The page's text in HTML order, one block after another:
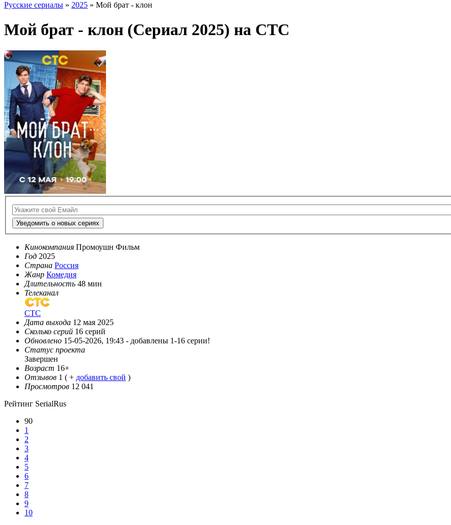
Русские сериалы » 2025 » Мой брат - клон
Мой брат - клон (Сериал 2025) на СТС
Уведомить о новых сериях
Кинокомпания Промоушн Фильм
Год 2025
Страна Россия
Жанр Комедия
Длительность 48 мин
Телеканал
СТС
Дата выхода 12 мая 2025
Сколько серий 16 серий
Обновлено 15-05-2026, 19:43 - добавлены 1-16 серии!
Статус проекта
Завершен
Возраст 16+
Отзывов 1 ( + добавить свой )
Просмотров 12 041
Рейтинг SerialRus
90
1
2
3
4
5
6
7
8
9
10